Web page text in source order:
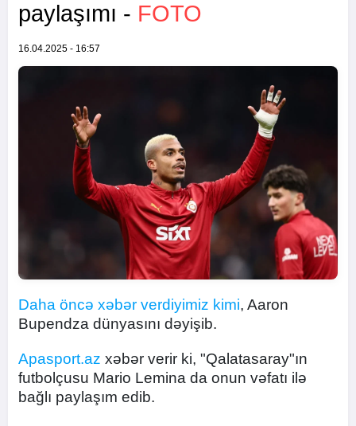
paylaşımı - FOTO
16.04.2025 - 16:57
Daha öncə xəbər verdiyimiz kimi, Aaron
Bupendza dünyasını dəyişib.
Apasport.az xəbər verir ki, "Qalatasaray"ın
futbolçusu Mario Lemina da onun vəfatı ilə
bağlı paylaşım edib.